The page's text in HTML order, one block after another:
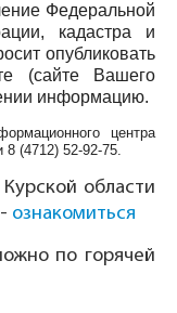
Федеральной
кадастра и
опубликовать
(сайте Вашего
информацию.
центра
8 (4712) 52-92-75.
области
ознакомиться
по горячей